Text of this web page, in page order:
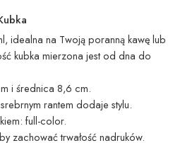
idealna na Twoją poranną kawę lub
kubka mierzona jest od dna do
i średnica 8,6 cm.
rantem dodaje stylu.
full-color.
zachować trwałość nadruków.